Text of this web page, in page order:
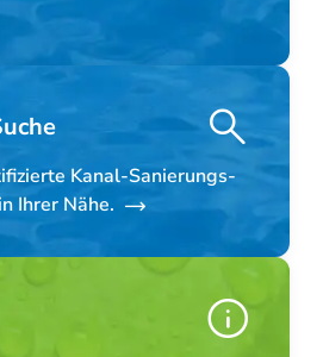
Kanal-Sanierungs-
Ihrer Nähe.